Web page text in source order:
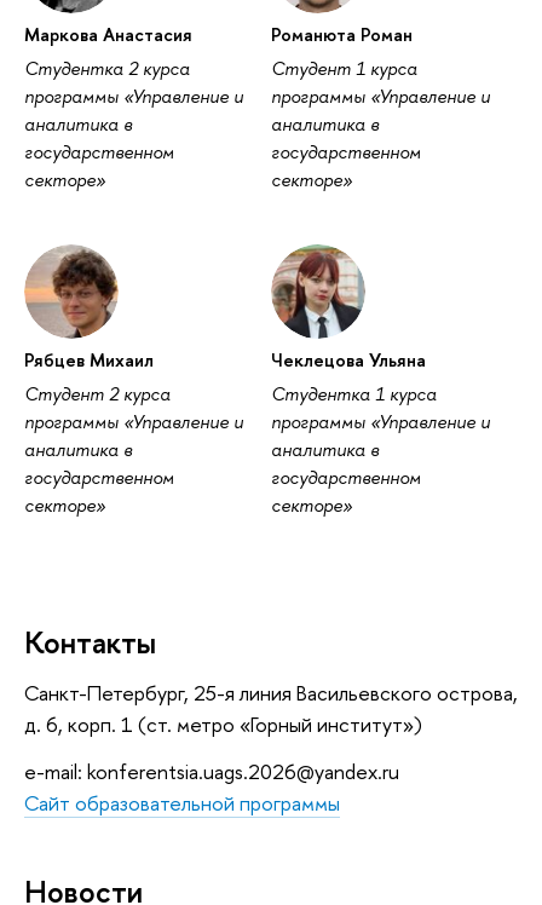
Маркова Анастасия
Студентка 2 курса
программы «Управление и
аналитика в
государственном
секторе»
Романюта Роман
Студент 1 курса
программы «Управление и
аналитика в
государственном
секторе»
Рябцев Михаил
Студент 2 курса
программы «Управление и
аналитика в
государственном
секторе»
Чеклецова Ульяна
Студентка 1 курса
программы «Управление и
аналитика в
государственном
секторе»
Контакты
Санкт-Петербург, 25-я линия Васильевского острова,
д. 6, корп. 1 (ст. метро «Горный институт»)
e-mail: konferentsia.uags.2026@yandex.ru
Сайт образовательной программы
Новости